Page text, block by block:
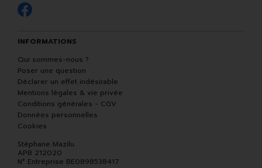
INFORMATIONS
Qui sommes-nous ?
Poser une question
Déclarer un effet indésirable
Mentions légales & vie privée
Conditions générales - CGV
Données personnelles
Cookies
Stéphane Mazilu
APB 212020
N° Entreprise BE0898538417